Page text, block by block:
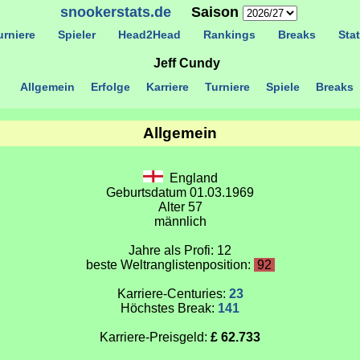
snookerstats.deSaison
Spieler Head2Head Rankings Breaks
Jeff Cundy
Allgemein
England
Geburtsdatum 01.03.1969
Alter 57
männlich
Jahre als Profi: 12
beste Weltranglistenposition: 92
Karriere-Centuries: 23
Höchstes Break: 141
Karriere-Preisgeld: £ 62.733
Allgemein Erfolge Karriere Turniere Spiele Breaks